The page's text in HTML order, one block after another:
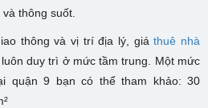
thông suốt.
thông và vị trí địa lý, giáthuê nhà
duy trì ở mức tầm trung. Một mức
quận 9 bạn có thể tham khảo: 30